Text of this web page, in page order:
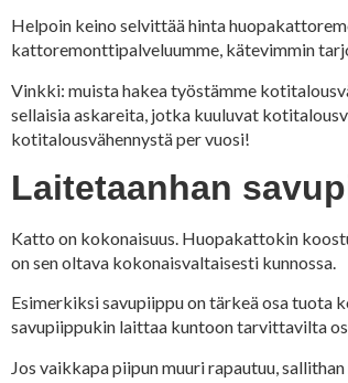
Helpoin keino selvittää hinta
kattoremonttipalveluumme, kätevimmin
Vinkki: muista hakea työstämme
sellaisia askareita, jotka kuuluvat
kotitalousvähennystä per vuosi!
Laitetaanhan
Katto on kokonaisuus. Huopakattokin
on sen oltava kokonaisvaltaisesti kunnossa.
Esimerkiksi savupiippu on tärkeä osa tuota
savupiippukin laittaa kuntoon tarvittavilta
Jos vaikkapa piipun muuri rapautuu,